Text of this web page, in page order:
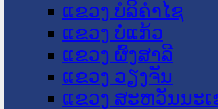
ແຂວງ ບໍລິຄໍາໄຊ
ແຂວງ ບໍ່ແກ້ວ
ແຂວງ ຜົ້ງສາລີ
ແຂວງ ວຽງຈັນ
ແຂວງ ສະຫວັນນະ